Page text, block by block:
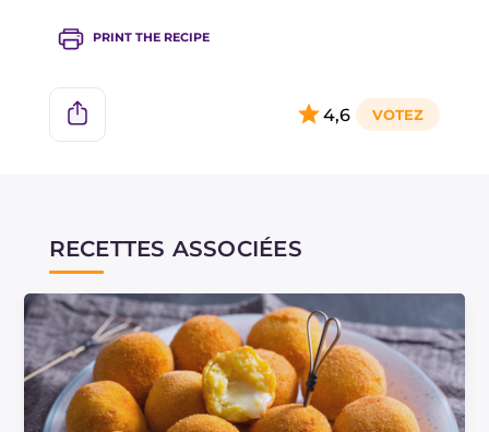
PRINT THE RECIPE
4,6
RECETTES ASSOCIÉES